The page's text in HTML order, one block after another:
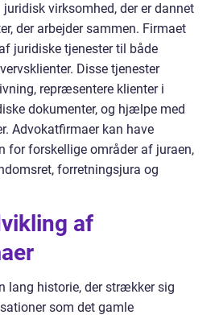
virksomhed, der er dannet
der arbejder sammen. Firmaet
juridiske tjenester til både
Disse tjenester
repræsentere klienter i
dokumenter, og hjælpe med
Advokatfirmaer kan have
for forskellige områder af juraen,
forretningsjura og
af
lang historie, der strækker sig
som det gamle